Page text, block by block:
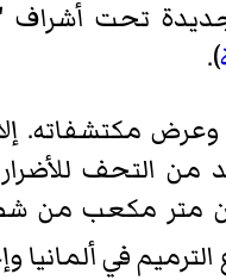
).
وعرض
التحف للأضرار
متر مكعب من